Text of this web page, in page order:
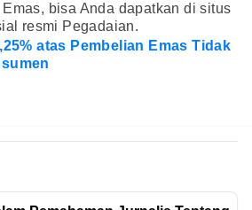
bisa Anda dapatkan di situs
resmi Pegadaian.
atas Pembelian Emas Tidak